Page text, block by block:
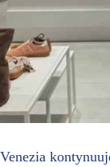
Venezia